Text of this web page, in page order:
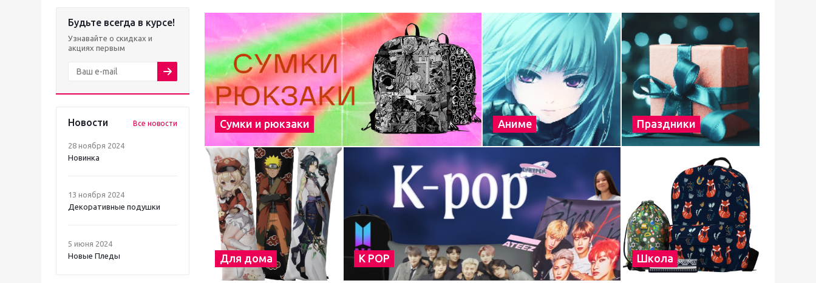
Будьте всегда в курсе!
Узнавайте о скидках и
акциях первым
Новости Все новости
28 ноября 2024
Новинка
13 ноября 2024
Декоративные подушки
5 июня 2024
Новые Пледы
Сумки и рюкзаки Аниме Праздники
Для дома К POP Школа